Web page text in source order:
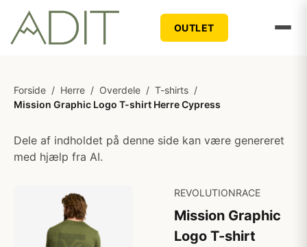
OUTLET
Forside / Herre / Overdele / T-shirts /
Mission Graphic Logo T-shirt Herre Cypress
Dele af indholdet på denne side kan være genereret
med hjælp fra AI.
REVOLUTIONRACE
Mission Graphic
Logo T-shirt